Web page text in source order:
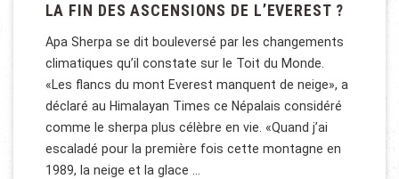
LA FIN DES ASCENSIONS DE L’EVEREST ?
Apa Sherpa se dit bouleversé par les changements
climatiques qu’il constate sur le Toit du Monde.
«Les flancs du mont Everest manquent de neige», a
déclaré au Himalayan Times ce Népalais considéré
comme le sherpa plus célèbre en vie. «Quand j’ai
escaladé pour la première fois cette montagne en
1989, la neige et la glace …